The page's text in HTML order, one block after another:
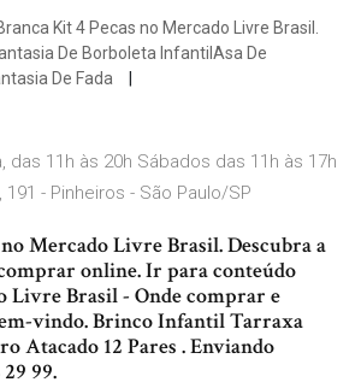
Kit 4 Pecas no Mercado Livre Brasil.
De Borboleta InfantilAsa De
De Fada
das 11h às 20h Sábados das 11h às 17h
- Pinheiros - São Paulo/SP
Mercado Livre Brasil. Descubra a
online. Ir para conteúdo
Livre Brasil - Onde comprar e
vindo. Brinco Infantil Tarraxa
Atacado 12 Pares . Enviando
99.